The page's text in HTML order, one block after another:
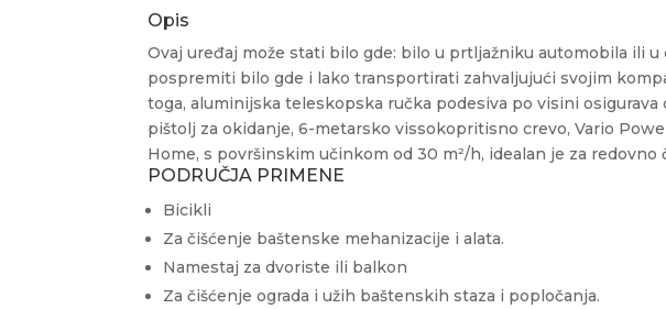
Opis
Ovaj uređaj može stati bilo gde: bilo u prtljažniku automobila ili
pospremiti bilo gde i lako transportirati zahvaljujući svojim
toga, aluminijska teleskopska ručka podesiva po visini
pištolj za okidanje, 6-metarsko vissokopritisno crevo, Vario
Home, s površinskim učinkom od 30 m²/h, idealan je za
PODRUČJA PRIMENE
Bicikli
Za čišćenje baštenske mehanizacije i alata.
Namestaj za dvoriste ili balkon
Za čišćenje ograda i užih baštenskih staza i popločanja.